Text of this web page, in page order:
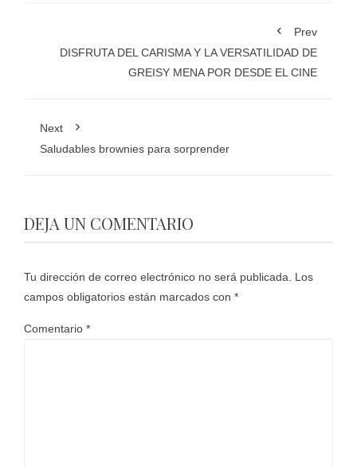
Prev
DISFRUTA DEL CARISMA Y LA VERSATILIDAD DE
GREISY MENA POR DESDE EL CINE
Next
Saludables brownies para sorprender
DEJA UN COMENTARIO
Tu dirección de correo electrónico no será publicada.
Los
campos obligatorios están marcados con *
Comentario *